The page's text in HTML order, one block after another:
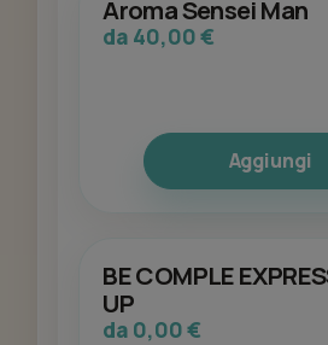
Aroma Sensei Man
da 40,00 €
Aggiungi
BE COMPLE
UP
da 0,00 €